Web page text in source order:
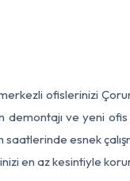
ofislerinizi
ve yeni
esnek
en az kesintiyle